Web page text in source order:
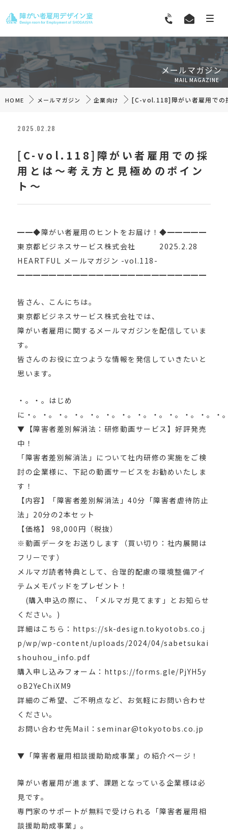
メールマガジン
MAIL MAGAZINE
HOME メールマガジン 企業向け [C-vol.118]障がい者雇用での
2025.02.28
[C-vol.118]障がい者雇用での採
用とは～考え方と見極めのポイン
ト～
━━◆障がい者雇用のヒントをお届け！◆━━━━━
東京都ビジネスサービス株式会社 2025.2.28
HEARTFUL メールマガジン -vol.118-
━━━━━━━━━━━━━━━━━━━━━━━━
皆さん、こんにちは。
東京都ビジネスサービス株式会社では、
障がい者雇用に関するメールマガジンを配信していま
す。
皆さんのお役に立つような情報を発信していきたいと
思います。
・。・。はじめ
に・。・。・。・。・。・。・。・。・。・。・。・。・
▼【障害者差別解消法：研修動画サービス】好評発売
中！
「障害者差別解消法」について社内研修の実施をご検
討の企業様に、下記の動画サービスをお勧めいたしま
す！
【内容】「障害者差別解消法」40分「障害者虐待防止
法」20分の2本セット
【価格】 98,000円（税抜）
※動画データをお送りします（買い切り：社内展開は
フリーです）
メルマガ読者特典として、合理的配慮の環境整備アイ
テムメモパッドをプレゼント！
(購入申込の際に、「メルマガ見てます」とお知らせ
ください。)
詳細はこちら：https://sk-design.tokyotobs.co.j
p/wp/wp-content/uploads/2024/04/sabetsukai
shouhou_info.pdf
購入申し込みフォーム：https://forms.gle/PjYH5y
oB2YeChiXM9
詳細のご希望、ご不明点など、お気軽にお問い合わせ
ください。
お問い合わせ先Mail：seminar@tokyotobs.co.jp
▼「障害者雇用相談援助助成事業」の紹介ページ！
障がい者雇用が進まず、課題となっている企業様は必
見です。
専門家のサポートが無料で受けられる「障害者雇用相
談援助助成事業」。